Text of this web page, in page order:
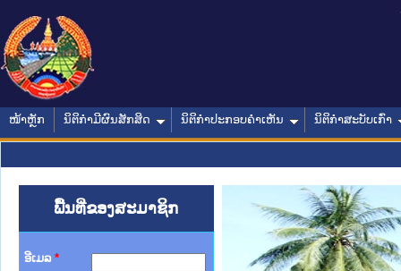
ໜ້າຫຼັກ ນິຕິກໍາມີຜົນສັກສິດ ນິຕິກໍາປະກອບຄໍາເຫັນ ນິຕິກໍາສະບັບເກົ່າ
ພື້ນທີ່ຂອງສະມາຊິກ
ອີເມລ *